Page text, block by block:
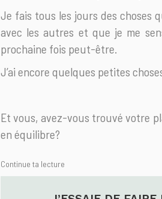
Je fais tous les jours des choses
avec les autres et que je me
prochaine fois peut-être.
J’ai encore quelques petites
Et vous, avez-vous trouvé votre
en équilibre?
Continue ta lecture